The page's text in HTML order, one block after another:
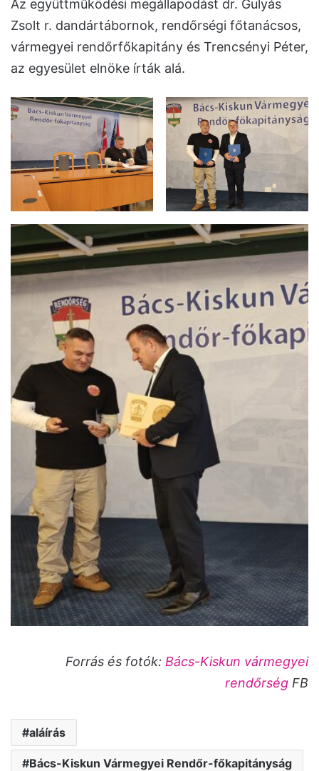
Az együttműködési megállapodást dr. Gulyás
Zsolt r. dandártábornok, rendőrségi főtanácsos,
vármegyei rendőrfőkapitány és Trencsényi Péter,
az egyesület elnöke írták alá.
Forrás és fotók: Bács-Kiskun vármegyei
rendőrség FB
aláírás
Bács-Kiskun Vármegyei Rendőr-főkapitányság